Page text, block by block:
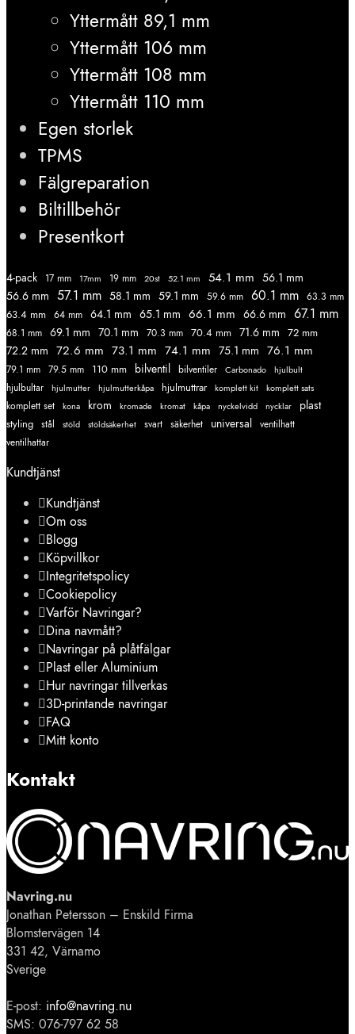
Yttermått 89,1 mm
Yttermått 106 mm
Yttermått 108 mm
Yttermått 110 mm
Egen storlek
TPMS
Fälgreparation
Biltillbehör
Presentkort
4-pack 17 mm 17mm 19 mm 20st 52.1 mm 54.1 mm 56.1 mm
56.6 mm 57.1 mm 58.1 mm 59.1 mm 59.6 mm 60.1 mm 63.3 mm
63.4 mm 64 mm 64.1 mm 65.1 mm 66.1 mm 66.6 mm 67.1 mm
68.1 mm 69.1 mm 70.1 mm 70.3 mm 70.4 mm 71.6 mm 72 mm
72.2 mm 72.6 mm 73.1 mm 74.1 mm 75.1 mm 76.1 mm
79.1 mm 79.5 mm 110 mm bilventil bilventiler Carbonado hjulbult
hjulbultar hjulmutter hjulmutterkåpa hjulmuttrar komplett kit komplett sats
komplett set kona krom kromade kromat kåpa nyckelvidd nycklar
plast
styling
stål stöld stöldsäkerhet svart säkerhet universal ventilhatt
ventilhattar
Kundtjänst
Kundtjänst
Om oss
Blogg
Köpvillkor
Integritetspolicy
Cookiepolicy
Varför Navringar?
Dina navmått?
Navringar på plåtfälgar
Plast eller Aluminium
Hur navringar tillverkas
3D-printande navringar
FAQ
Mitt konto
Kontakt
Navring.nu
Jonathan Petersson – Enskild Firma
Blomstervägen 14
331 42, Värnamo
Sverige
E-post: info@navring.nu
SMS: 076-797 62 58